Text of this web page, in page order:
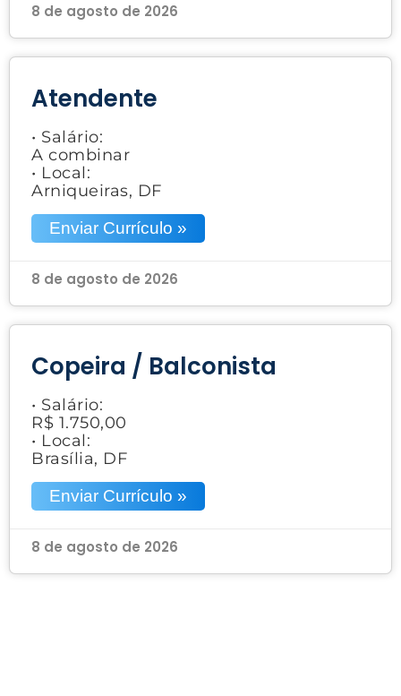
8 de agosto de 2026
Atendente
• Salário:
A combinar
• Local:
Arniqueiras, DF
Enviar Currículo »
8 de agosto de 2026
Copeira / Balconista
• Salário:
R$ 1.750,00
• Local:
Brasília, DF
Enviar Currículo »
8 de agosto de 2026